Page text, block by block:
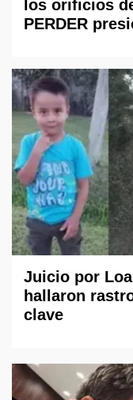
los orificios
PERDER
Juicio por
hallaron
clave